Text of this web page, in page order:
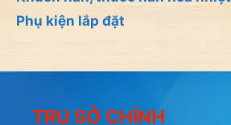
Phụ kiện lắp đặt
TRỤ SỞ CHÍNH